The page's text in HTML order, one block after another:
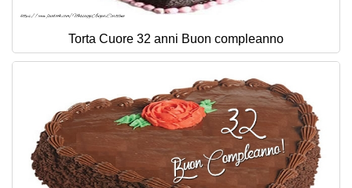
Torta Cuore 32 anni Buon compleanno